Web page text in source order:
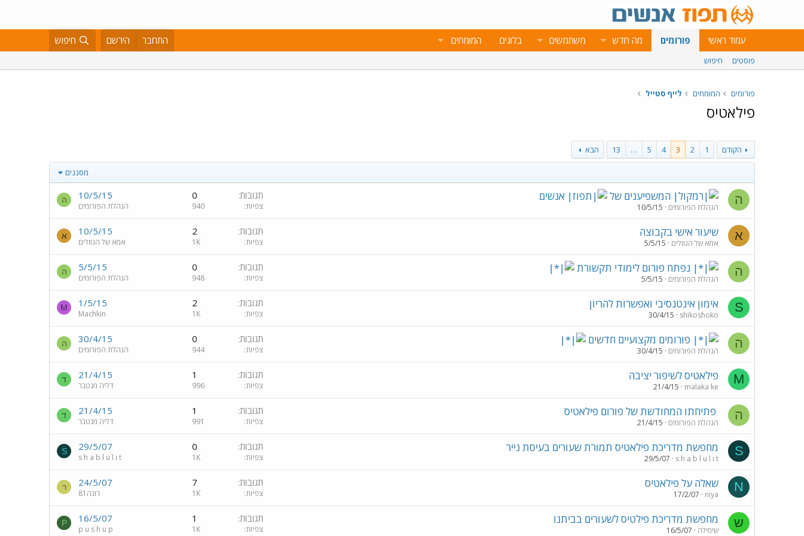
עמוד ראשי פורומים מה חדש משתמשים בלוגים המומחים התחבר הירשם חיפוש
פוסטים חיפוש
פורומים המומחים לייף סטייל
פילאטיס
הקודם 1
2
3
4
5
…
13 הבא
מסננים
ה המשפיענים של אנשים
הנהלת הפורומים 10/5/15
תגובות 0
צפיות 940
10/5/15
הנהלת הפורומים
ה
א שיעור אישי בקבוצה
אמא של הגוזלים 5/5/15
תגובות 2
צפיות 1K
10/5/15
אמא של הגוזלים
א
ה נפתח פורום לימודי תקשורת
הנהלת הפורומים 5/5/15
תגובות 0
צפיות 948
5/5/15
הנהלת הפורומים
ה
S אימון אינטנסיבי ואפשרות להריון
shikoshoko
30/4/15
תגובות 2
צפיות 1K
1/5/15
Machkin
M
ה פורומים מקצועיים חדשים
הנהלת הפורומים 30/4/15
תגובות 0
צפיות 944
30/4/15
הנהלת הפורומים
ה
M פילאטיס לשיפור יציבה
malaka ke
21/4/15
תגובות 1
צפיות 996
21/4/15
דליה מנטבר
ד
ה פתיחתו המחודשת של פורום פילאטיס
הנהלת הפורומים 21/4/15
תגובות 1
צפיות 991
21/4/15
דליה מנטבר
ד
S מחפשת מדריכת פילאטיס תמורת שעורים בעיסת נייר
s h a b l u l i t
29/5/07
תגובות 0
צפיות 1K
29/5/07
s h a b l u l i t
S
N שאלה על פילאטיס
niya
17/2/07
תגובות 7
צפיות 1K
24/5/07
רונה81
ר
ש מחפשת מדריכת פילטיס לשעורים בביתנו
שימילה 16/5/07
תגובות 1
צפיות 1K
16/5/07
p u s h u p
P